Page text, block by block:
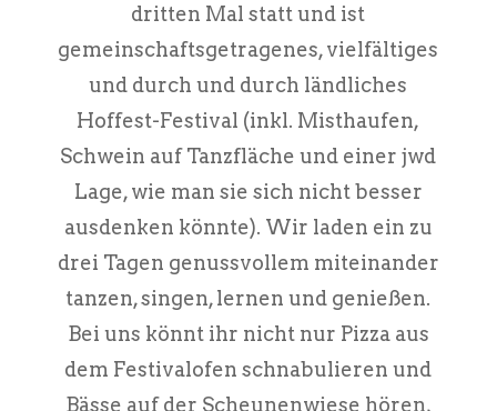
dritten Mal statt und ist
gemeinschaftsgetragenes, vielfältiges
und durch und durch ländliches
Hoffest-Festival (inkl. Misthaufen,
Schwein auf Tanzfläche und einer jwd
Lage, wie man sie sich nicht besser
ausdenken könnte). Wir laden ein zu
drei Tagen genussvollem miteinander
tanzen, singen, lernen und genießen.
Bei uns könnt ihr nicht nur Pizza aus
dem Festivalofen schnabulieren und
Bässe auf der Scheunenwiese hören,